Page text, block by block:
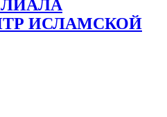
ИСЛАМСКОЙ